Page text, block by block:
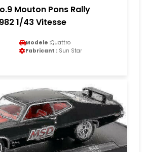
Mouton Pons Rally
1/43 Vitesse
Modele :Quattro
Fabricant : Sun Star